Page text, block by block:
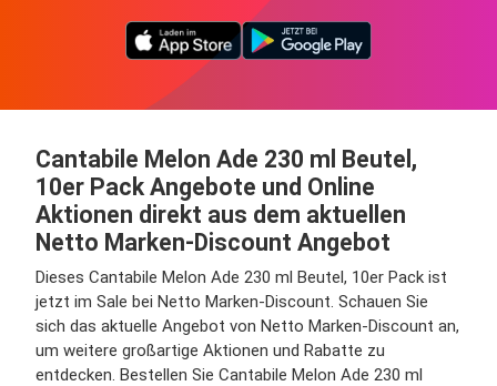
Cantabile Melon Ade 230 ml Beutel,
10er Pack Angebote und Online
Aktionen direkt aus dem aktuellen
Netto Marken-Discount Angebot
Dieses Cantabile Melon Ade 230 ml Beutel, 10er Pack ist
jetzt im Sale bei Netto Marken-Discount. Schauen Sie
sich das aktuelle Angebot von Netto Marken-Discount an,
um weitere großartige Aktionen und Rabatte zu
entdecken. Bestellen Sie Cantabile Melon Ade 230 ml